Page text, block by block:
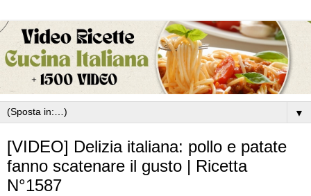
▼
[VIDEO] Delizia italiana: pollo e patate
fanno scatenare il gusto | Ricetta
N°1587